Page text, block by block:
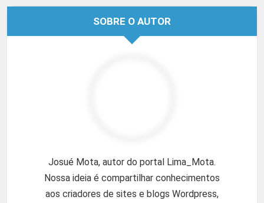
SOBRE O AUTOR
Josué Mota, autor do portal Lima_Mota.
Nossa ideia é compartilhar conhecimentos
aos criadores de sites e blogs Wordpress,